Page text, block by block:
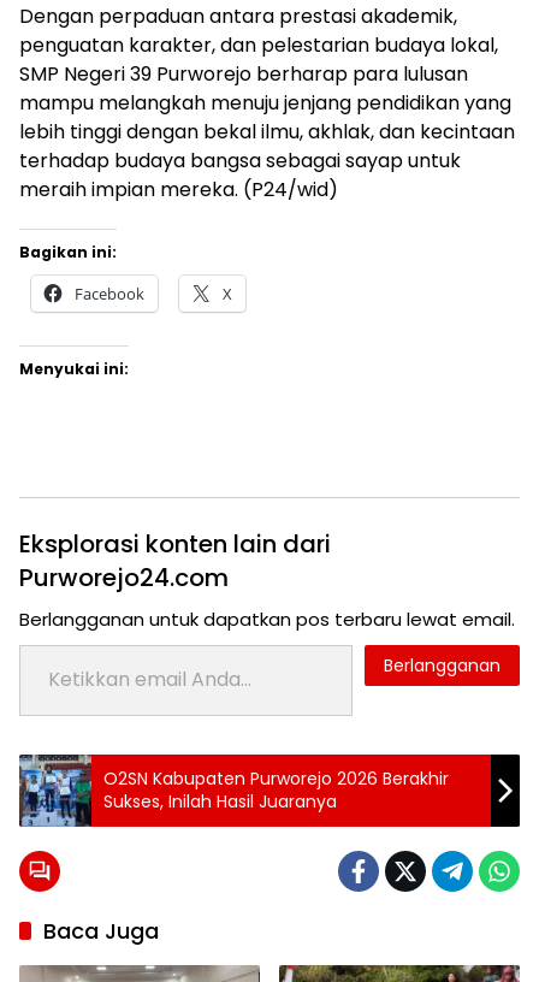
Dengan perpaduan antara prestasi akademik,
penguatan karakter, dan pelestarian budaya lokal,
SMP Negeri 39 Purworejo berharap para lulusan
mampu melangkah menuju jenjang pendidikan yang
lebih tinggi dengan bekal ilmu, akhlak, dan kecintaan
terhadap budaya bangsa sebagai sayap untuk
meraih impian mereka. (P24/wid)
Bagikan ini:
Facebook X
Menyukai ini:
Eksplorasi konten lain dari
Purworejo24.com
Berlangganan untuk dapatkan pos terbaru lewat email.
Ketikkan email Anda...
Berlangganan
Tag:
24 jam
purworejo
berita
24
jam
berita
purworejo
berita
O2SN Kabupaten Purworejo 2026 Berakhir
Sukses, Inilah Hasil Juaranya
Baca Juga